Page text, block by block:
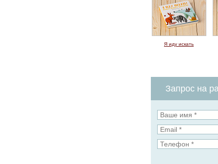
Я иду искать
Запрос на